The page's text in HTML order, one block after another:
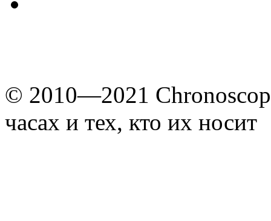
© 2010—2021
часах и тех, кто их носит